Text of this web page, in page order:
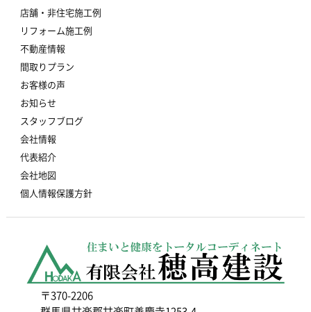
店舗・非住宅施工例
リフォーム施工例
不動産情報
間取りプラン
お客様の声
お知らせ
スタッフブログ
会社情報
代表紹介
会社地図
個人情報保護方針
〒370-2206